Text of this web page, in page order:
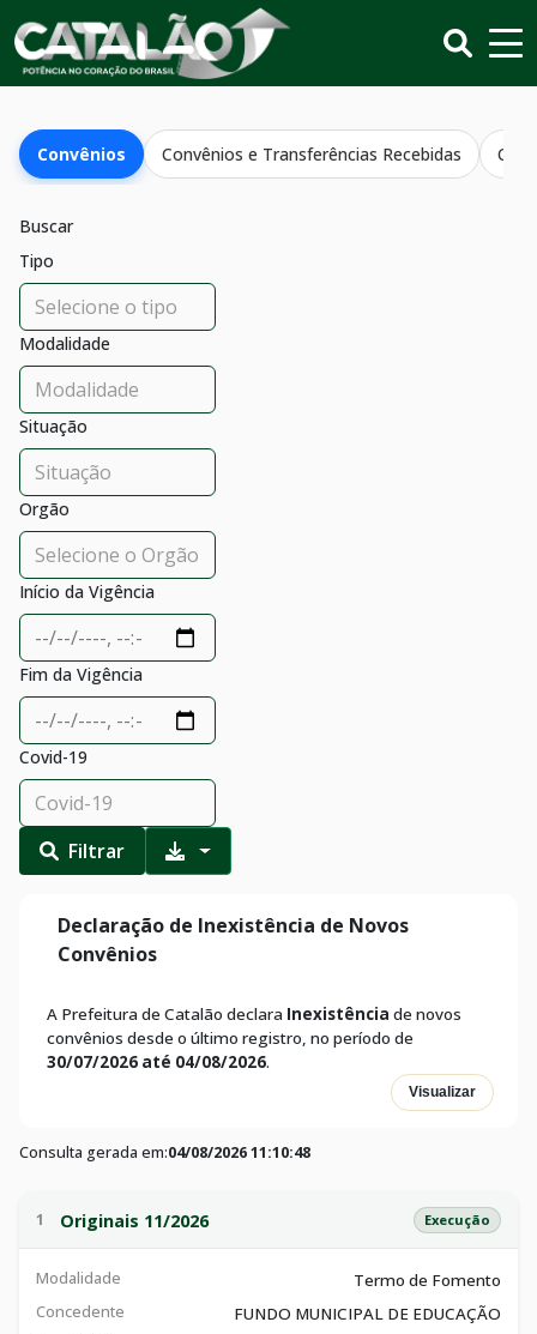
Convênios Convênios e Transferências Recebidas
Buscar
Tipo
Modalidade
Situação
Orgão
Início da Vigência
Fim da Vigência
Covid-19
Filtrar
Declaração de Inexistência de Novos
Convênios
A Prefeitura de Catalão declara Inexistência de novos
convênios desde o último registro, no período de
30/07/2026 até 04/08/2026.
Visualizar
Consulta gerada em:04/08/2026 11:10:48
1 Originais 11/2026 Execução
Modalidade Termo de Fomento
Concedente FUNDO MUNICIPAL DE EDUCAÇÃO